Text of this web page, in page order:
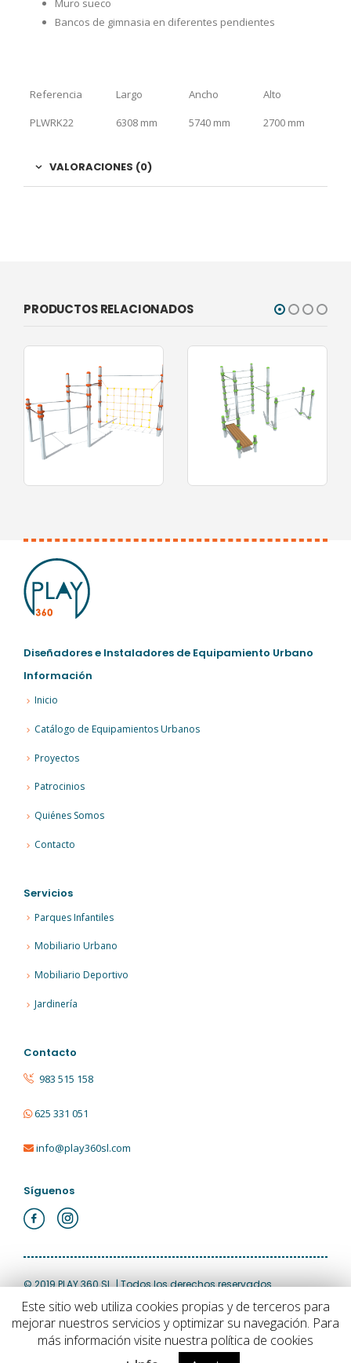
Muro sueco
Bancos de gimnasia en diferentes pendientes
Referencia Largo Ancho
Alto
PLWRK22
6308 mm 5740 mm 2700 mm
VALORACIONES (0)
PRODUCTOS RELACIONADOS
out of 5 0out of 5
Diseñadores e Instaladores de Equipamiento Urbano
Información
Inicio
Catálogo de Equipamientos Urbanos
Proyectos
Patrocinios
Quiénes Somos
Contacto
Servicios
Parques Infantiles
Mobiliario Urbano
Mobiliario Deportivo
Jardinería
Contacto
983 515 158
625 331 051
info@play360sl.com
Síguenos
© 2019 PLAY 360 SL. | Todos los derechos reservados
Aviso Legal| Política de Privacidad |Política de Cookies
Este sitio web utiliza cookies propias y de terceros para
mejorar nuestros servicios y optimizar su navegación. Para
más información visite nuestra política de cookies